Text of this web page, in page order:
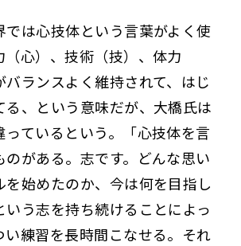
では心技体という言葉がよく使
心）、技術（技）、体力
バランスよく維持されて、はじ
る、という意味だが、大橋氏は
っているという。「心技体を言
のがある。志です。どんな思い
を始めたのか、今は何を目指し
いう志を持ち続けることによっ
い練習を長時間こなせる。それ